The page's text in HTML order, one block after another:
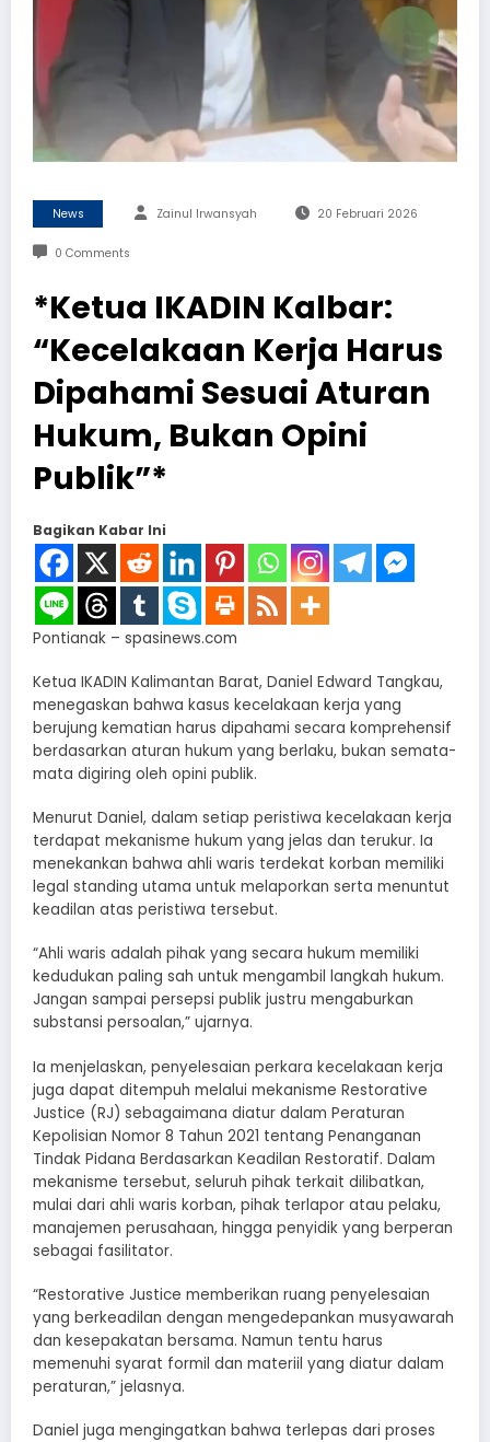
News Zainul Irwansyah 20 Februari 2026
0 Comments
*Ketua IKADIN Kalbar:
“Kecelakaan Kerja Harus
Dipahami Sesuai Aturan
Hukum, Bukan Opini
Publik”*
Bagikan Kabar Ini
Pontianak – spasinews.com
Ketua IKADIN Kalimantan Barat, Daniel Edward Tangkau,
menegaskan bahwa kasus kecelakaan kerja yang
berujung kematian harus dipahami secara komprehensif
berdasarkan aturan hukum yang berlaku, bukan semata-
mata digiring oleh opini publik.
Menurut Daniel, dalam setiap peristiwa kecelakaan kerja
terdapat mekanisme hukum yang jelas dan terukur. Ia
menekankan bahwa ahli waris terdekat korban memiliki
legal standing utama untuk melaporkan serta menuntut
keadilan atas peristiwa tersebut.
“Ahli waris adalah pihak yang secara hukum memiliki
kedudukan paling sah untuk mengambil langkah hukum.
Jangan sampai persepsi publik justru mengaburkan
substansi persoalan,” ujarnya.
Ia menjelaskan, penyelesaian perkara kecelakaan kerja
juga dapat ditempuh melalui mekanisme Restorative
Justice (RJ) sebagaimana diatur dalam Peraturan
Kepolisian Nomor 8 Tahun 2021 tentang Penanganan
Tindak Pidana Berdasarkan Keadilan Restoratif. Dalam
mekanisme tersebut, seluruh pihak terkait dilibatkan,
mulai dari ahli waris korban, pihak terlapor atau pelaku,
manajemen perusahaan, hingga penyidik yang berperan
sebagai fasilitator.
“Restorative Justice memberikan ruang penyelesaian
yang berkeadilan dengan mengedepankan musyawarah
dan kesepakatan bersama. Namun tentu harus
memenuhi syarat formil dan materiil yang diatur dalam
peraturan,” jelasnya.
Daniel juga mengingatkan bahwa terlepas dari proses